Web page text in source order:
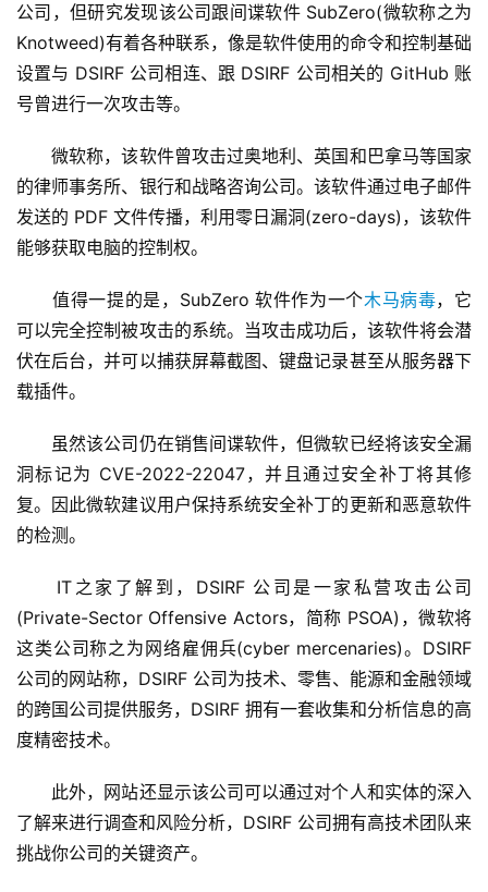
公司，但研究发现该公司跟间谍软件 SubZero(微软称之为
Knotweed)有着各种联系，像是软件使用的命令和控制基础
设置与 DSIRF 公司相连、跟 DSIRF 公司相关的 GitHub 账
号曾进行一次攻击等。
微软称，该软件曾攻击过奥地利、英国和巴拿马等国家
的律师事务所、银行和战略咨询公司。该软件通过电子邮件
发送的 PDF 文件传播，利用零日漏洞(zero-days)，该软件
能够获取电脑的控制权。
值得一提的是，SubZero 软件作为一个木马病毒，它
可以完全控制被攻击的系统。当攻击成功后，该软件将会潜
伏在后台，并可以捕获屏幕截图、键盘记录甚至从服务器下
载插件。
虽然该公司仍在销售间谍软件，但微软已经将该安全漏
洞标记为 CVE-2022-22047，并且通过安全补丁将其修
复。因此微软建议用户保持系统安全补丁的更新和恶意软件
的检测。
IT之家了解到，DSIRF 公司是一家私营攻击公司
(Private-Sector Offensive Actors，简称 PSOA)，微软将
这类公司称之为网络雇佣兵(cyber mercenaries)。DSIRF
公司的网站称，DSIRF 公司为技术、零售、能源和金融领域
的跨国公司提供服务，DSIRF 拥有一套收集和分析信息的高
度精密技术。
此外，网站还显示该公司可以通过对个人和实体的深入
了解来进行调查和风险分析，DSIRF 公司拥有高技术团队来
挑战你公司的关键资产。